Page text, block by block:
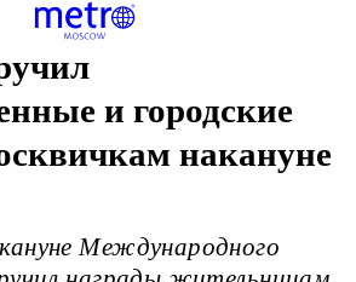
и городские
накануне
Международного